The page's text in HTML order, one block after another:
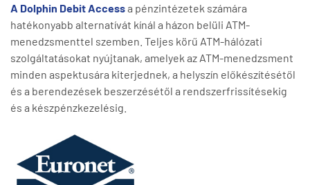
A Dolphin Debit Accessa pénzintézetek számára
hatékonyabb alternatívát kínál a házon belüli ATM-
menedzsmenttel szemben. Teljes körű ATM-hálózati
szolgáltatásokat nyújtanak, amelyek az ATM-menedzsment
minden aspektusára kiterjednek, a helyszín előkészítésétől
és a berendezések beszerzésétől a rendszerfrissítésekig
és a készpénzkezelésig.